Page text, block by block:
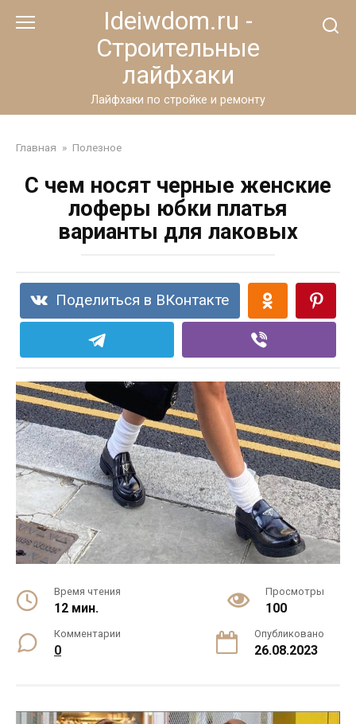
Ideiwdom.ru -
Строительные
лайфхаки
Лайфхаки по стройке и ремонту
Главная » Полезное
С чем носят черные женские
лоферы юбки платья
варианты для лаковых
Поделиться в ВКонтакте
Время чтения
12 мин.
Просмотры
100
Комментарии
0
Опубликовано
26.08.2023